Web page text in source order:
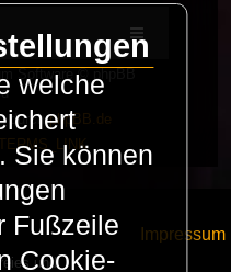
Software © phpBB
durchphpBB.de
TERMS_LINK
und
Impressum
welche
Sie können
Fußzeile
Cookie-